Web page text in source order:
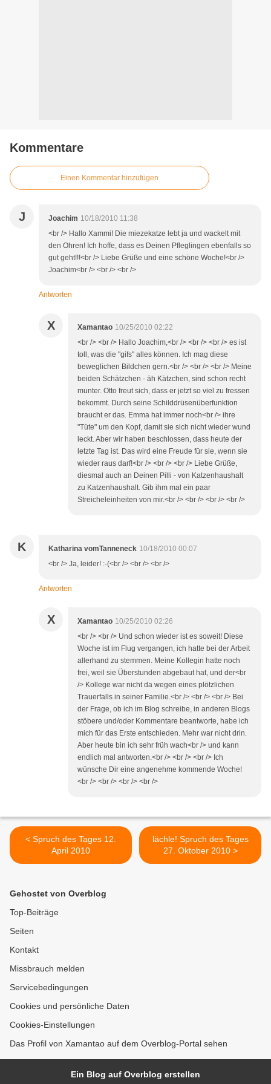
Kommentare
Einen Kommentar hinzufügen
J Joachim 10/18/2010 11:38
<br /> Hallo Xammi! Die miezekatze lebt ja und wackelt mit
den Ohren! Ich hoffe, dass es Deinen Pfleglingen ebenfalls so
gut geht!!!<br /> Liebe Grüße und eine schöne Woche!<br />
Joachim<br /> <br /> <br />
Antworten
X Xamantao 10/25/2010 02:22
<br /> <br /> Hallo Joachim,<br /> <br /> <br /> es ist
toll, was die "gifs" alles können. Ich mag diese
beweglichen Bildchen gern.<br /> <br /> <br /> Meine
beiden Schätzchen - äh Kätzchen, sind schon recht
munter. Otto freut sich, dass er jetzt so viel zu fressen
bekommt. Durch seine Schilddrüsenüberfunktion
braucht er das. Emma hat immer noch<br /> ihre
"Tüte" um den Kopf, damit sie sich nicht wieder wund
leckt. Aber wir haben beschlossen, dass heute der
letzte Tag ist. Das wird eine Freude für sie, wenn sie
wieder raus darf!<br /> <br /> <br /> Liebe Grüße,
diesmal auch an Deinen Pilli - von Katzenhaushalt
zu Katzenhaushalt. Gib ihm mal ein paar
Streicheleinheiten von mir.<br /> <br /> <br /> <br />
K Katharina vomTanneneck 10/18/2010 00:07
<br /> Ja, leider! :-(<br /> <br /> <br />
Antworten
X Xamantao 10/25/2010 02:26
<br /> <br /> Und schon wieder ist es soweit! Diese
Woche ist im Flug vergangen, ich hatte bei der Arbeit
allerhand zu stemmen. Meine Kollegin hatte noch
frei, weil sie Überstunden abgebaut hat, und der<br
/> Kollege war nicht da wegen eines plötzlichen
Trauerfalls in seiner Familie.<br /> <br /> <br /> Bei
der Frage, ob ich im Blog schreibe, in anderen Blogs
stöbere und/oder Kommentare beantworte, habe ich
mich für das Erste entschieden. Mehr war nicht drin.
Aber heute bin ich sehr früh wach<br /> und kann
endlich mal antworten.<br /> <br /> <br /> Ich
wünsche Dir eine angenehme kommende Woche!
<br /> <br /> <br /> <br />
< Spruch des Tages 12.
April 2010
lächle! Spruch des Tages
27. Oktober 2010 >
Gehostet von Overblog
Top-Beiträge
Seiten
Kontakt
Missbrauch melden
Servicebedingungen
Cookies und persönliche Daten
Cookies-Einstellungen
Das Profil von Xamantao auf dem Overblog-Portal sehen
Ein Blog auf Overblog erstellen